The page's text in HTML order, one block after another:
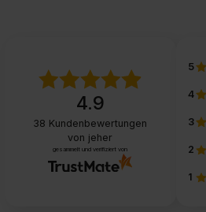
4.9
38 Kundenbewertungen
von jeher
gesammelt und verifiziert von
5
4
3
2
1